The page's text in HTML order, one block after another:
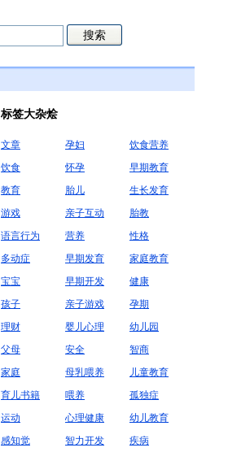
标签大杂烩
文章 孕妇
饮食营养
饮食
怀孕
早期教育
教育
胎儿
生长发育
游戏
亲子互动
胎教
语言行为
营养
性格
多动症
早期发育
家庭教育
宝宝
早期开发
健康
孩子
亲子游戏
孕期
理财
婴儿心理
幼儿园
父母
安全
智商
家庭
母乳喂养
儿童教育
育儿书籍
喂养
孤独症
运动
心理健康
幼儿教育
感知觉
智力开发
疾病